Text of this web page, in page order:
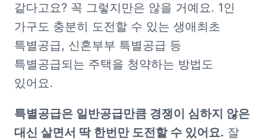
같다고요? 꼭 그렇지만은 않을 거예요. 1인
가구도 충분히 도전할 수 있는 생애최초
특별공급, 신혼부부 특별공급 등
특별공급되는 주택을 청약하는 방법도
있어요.
특별공급은 일반공급만큼 경쟁이 심하지 않은
대신 살면서 딱 한번만 도전할 수 있어요. 잘